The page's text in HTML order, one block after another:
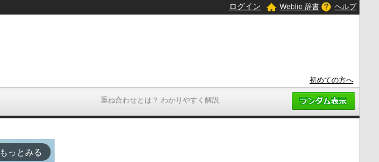
重ね合わせとは？ わかりやすく解説
ログイン Weblio 辞書 ヘルプ
初めての方へ
もっとみる